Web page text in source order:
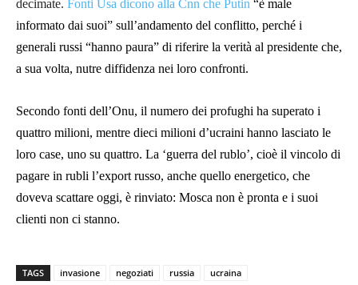
decimate. Fonti Usa dicono alla Cnn che Putin “è male
informato dai suoi” sull’andamento del conflitto, perché i
generali russi “hanno paura” di riferire la verità al presidente che,
a sua volta, nutre diffidenza nei loro confronti.
Secondo fonti dell’Onu, il numero dei profughi ha superato i
quattro milioni, mentre dieci milioni d’ucraini hanno lasciato le
loro case, uno su quattro. La ‘guerra del rublo’, cioè il vincolo di
pagare in rubli l’export russo, anche quello energetico, che
doveva scattare oggi, è rinviato: Mosca non è pronta e i suoi
clienti non ci stanno.
TAGS invasione negoziati russia ucraina